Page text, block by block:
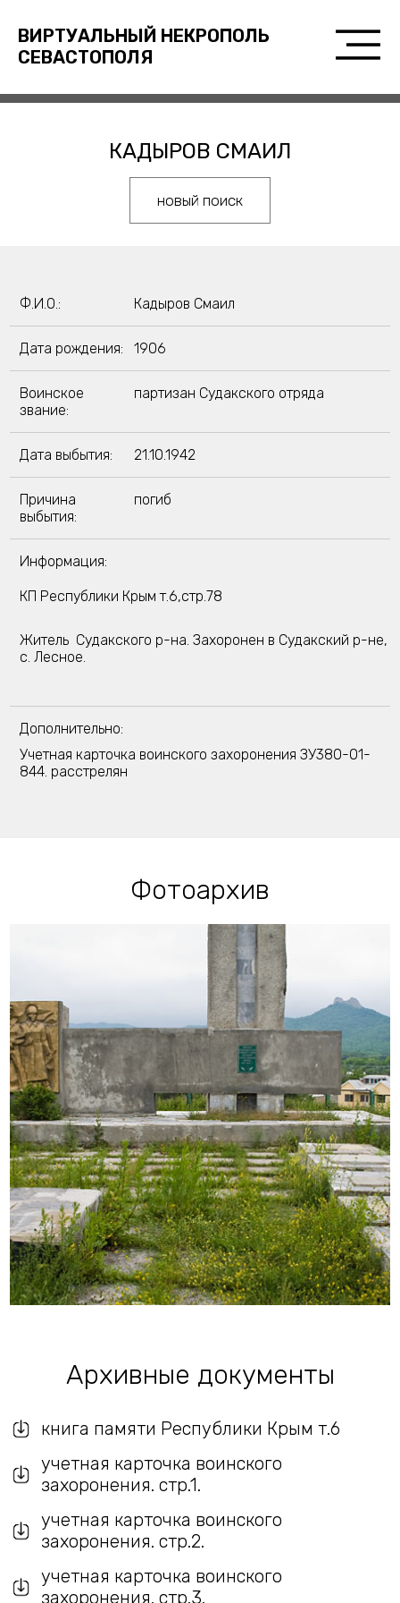
ВИРТУАЛЬНЫЙ НЕКРОПОЛЬ
СЕВАСТОПОЛЯ
КАДЫРОВ СМАИЛ
новый поиск
Ф.И.О.: Кадыров Смаил
Дата рождения: 1906
Воинское
звание:
партизан Судакского отряда
Дата выбытия: 21.10.1942
Причина
выбытия:
погиб
Информация:
КП Республики Крым т.6,стр.78
Житель Судакского р-на. Захоронен в Судакский р-не,
с. Лесное.
Дополнительно:
Учетная карточка воинского захоронения ЗУ380-01-
844. расстрелян
Фотоархив
Архивные документы
книга памяти Республики Крым т.6
учетная карточка воинского
захоронения. стр.1.
учетная карточка воинского
захоронения. стр.2.
учетная карточка воинского
захоронения. стр.3.